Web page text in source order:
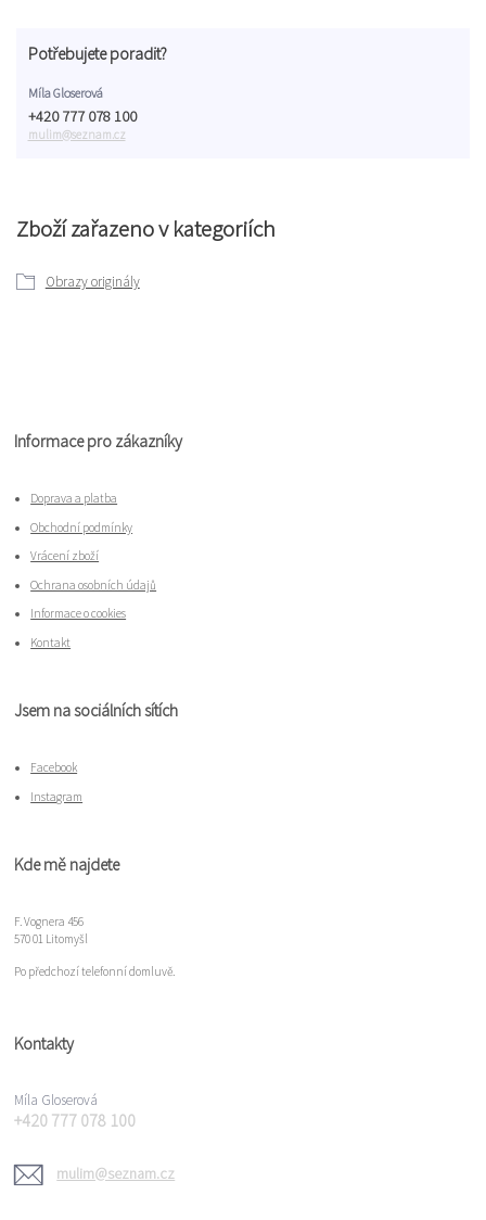
Zboží zařazeno v kategoriích
Obrazy originály
Potřebujete poradit?
Míla Gloserová
+420 777 078 100
mulim@seznam.cz
Informace pro zákazníky
Doprava a platba
Obchodní podmínky
Vrácení zboží
Ochrana osobních údajů
Informace o cookies
Kontakt
Jsem na sociálních sítích
Facebook
Instagram
Kde mě najdete
F. Vognera 456
570 01 Litomyšl
Po předchozí telefonní domluvě.
Kontakty
Míla Gloserová
+420 777 078 100
mulim@seznam.cz